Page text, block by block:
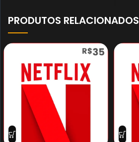
PRODUTOS RELACIONADOS